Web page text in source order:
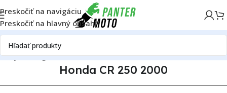
Preskočiť na navigáciu
Preskočiť na hlavný obsah
Katalóg motoriekHondaHonda CR 250Honda CR 250 2000
Honda CR 250 2000